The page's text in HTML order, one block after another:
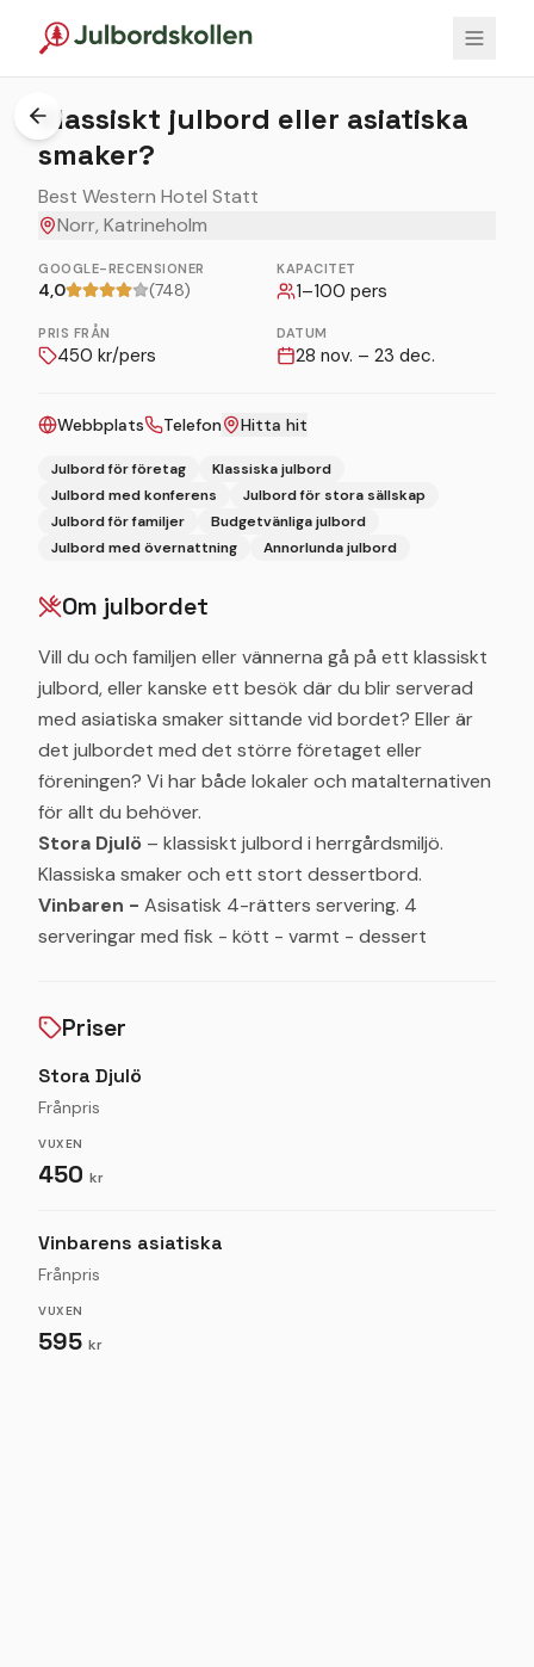
1/
Klassiskt julbord eller asiatiska
smaker?
Best Western Hotel Statt
Norr, Katrineholm
GOOGLE-RECENSIONER
4,0 (748)
KAPACITET
1–100 pers
PRIS FRÅN
450 kr/pers
DATUM
28 nov. – 23 dec.
Webbplats Telefon Hitta hit
Julbord för företag
Klassiska julbord
Julbord med konferens
Julbord för stora sällskap
Julbord för familjer
Budgetvänliga julbord
Julbord med övernattning
Annorlunda julbord
Om julbordet
Vill du och familjen eller vännerna gå på ett klassiskt
julbord, eller kanske ett besök där du blir serverad
med asiatiska smaker sittande vid bordet? Eller är
det julbordet med det större företaget eller
föreningen? Vi har både lokaler och matalternativen
för allt du behöver.
Stora Djulö – klassiskt julbord i herrgårdsmiljö.
Klassiska smaker och ett stort dessertbord.
Vinbaren - Asisatisk 4-rätters servering. 4
serveringar med fisk - kött - varmt - dessert
Priser
Stora Djulö
Frånpris
VUXEN
450 kr
Vinbarens asiatiska
Frånpris
VUXEN
595 kr